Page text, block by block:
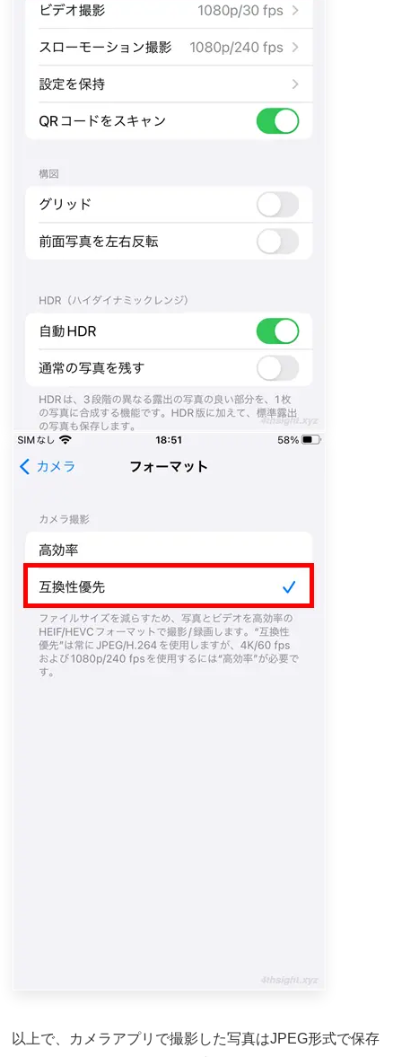
以上で、カメラアプリで撮影した写真はJPEG形式で保存